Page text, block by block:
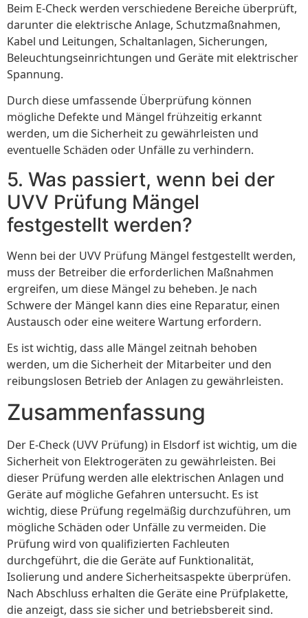
Beim E-Check werden verschiedene Bereiche überprüft,
darunter die elektrische Anlage, Schutzmaßnahmen,
Kabel und Leitungen, Schaltanlagen, Sicherungen,
Beleuchtungseinrichtungen und Geräte mit elektrischer
Spannung.
Durch diese umfassende Überprüfung können
mögliche Defekte und Mängel frühzeitig erkannt
werden, um die Sicherheit zu gewährleisten und
eventuelle Schäden oder Unfälle zu verhindern.
5. Was passiert, wenn bei der
UVV Prüfung Mängel
festgestellt werden?
Wenn bei der UVV Prüfung Mängel festgestellt werden,
muss der Betreiber die erforderlichen Maßnahmen
ergreifen, um diese Mängel zu beheben. Je nach
Schwere der Mängel kann dies eine Reparatur, einen
Austausch oder eine weitere Wartung erfordern.
Es ist wichtig, dass alle Mängel zeitnah behoben
werden, um die Sicherheit der Mitarbeiter und den
reibungslosen Betrieb der Anlagen zu gewährleisten.
Zusammenfassung
Der E-Check (UVV Prüfung) in Elsdorf ist wichtig, um die
Sicherheit von Elektrogeräten zu gewährleisten. Bei
dieser Prüfung werden alle elektrischen Anlagen und
Geräte auf mögliche Gefahren untersucht. Es ist
wichtig, diese Prüfung regelmäßig durchzuführen, um
mögliche Schäden oder Unfälle zu vermeiden. Die
Prüfung wird von qualifizierten Fachleuten
durchgeführt, die die Geräte auf Funktionalität,
Isolierung und andere Sicherheitsaspekte überprüfen.
Nach Abschluss erhalten die Geräte eine Prüfplakette,
die anzeigt, dass sie sicher und betriebsbereit sind.